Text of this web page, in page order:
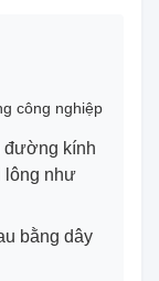
công nghiệp
kính
lông như
bằng dây